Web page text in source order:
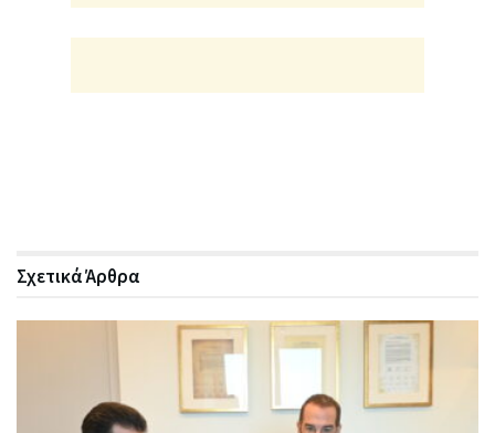
ΣχετικάΆρθρα